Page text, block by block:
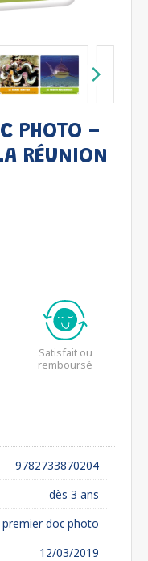
PHOTO -
RÉUNION
Satisfait ou
remboursé
9782733870204
dès 3 ans
doc photo
12/03/2019